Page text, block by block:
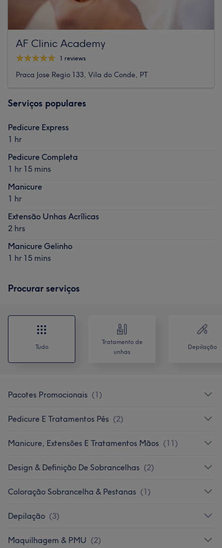
AF Clinic Academy
1 reviews
Praca Jose Regio 133, Vila do Conde, PT
Serviços populares
Pedicure Express
1 hr
Pedicure Completa
1 hr 15 mins
Manicure
1 hr
Extensão Unhas Acrílicas
2 hrs
Manicure Gelinho
1 hr 15 mins
Procurar serviços
Tudo
Tratamento de
unhas
Depilação
Pacotes Promocionais (1)
Pedicure E Tratamentos Pés (2)
Manicure, Extensões E Tratamentos Mãos (11)
Design & Definição De Sobrancelhas (2)
Coloração Sobrancelha & Pestanas (1)
Depilação (3)
Maquilhagem & PMU (2)